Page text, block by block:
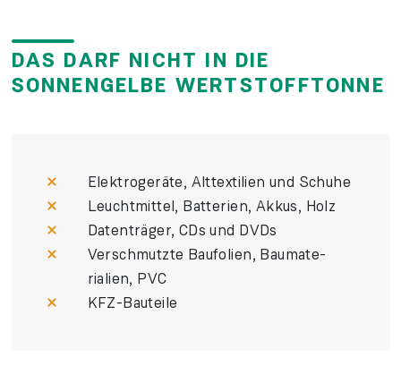
DAS DARF NICHT IN DIE
SONNENGELBE WERTSTOFFTONNE
Elektro­geräte, Alt­textilien und Schuhe
Leucht­mittel, Batterien, Akkus, Holz
Daten­träger, CDs und DVDs
Verschmutzte Bau­folien, Bau­mate­
rialien, PVC
KFZ-Bau­teile